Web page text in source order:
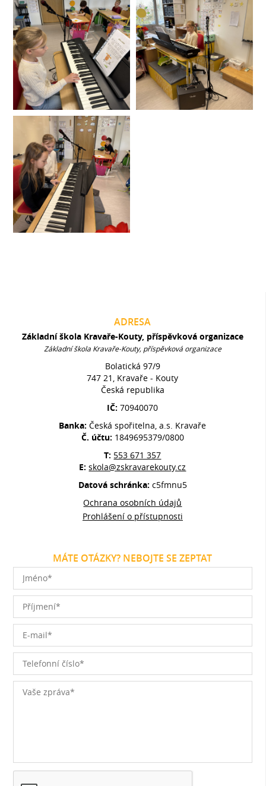
ADRESA
Základní škola Kravaře-Kouty, příspěvková organizace
Základní škola Kravaře-Kouty, příspěvková organizace
Bolatická 97/9
747 21, Kravaře - Kouty
Česká republika
IČ:70940070
Banka:Česká spořitelna, a.s. Kravaře
Č. účtu: 1849695379/0800
T: 553 671 357
E:skola@zskravarekouty.cz
Datová schránka: c5fmnu5
Ochrana osobních údajů
Prohlášení o přístupnosti
MÁTE OTÁZKY? NEBOJTE SE ZEPTAT